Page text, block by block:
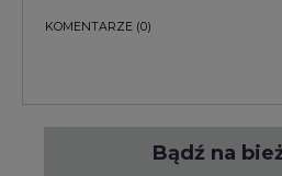
przez nas Państwa danych
informacje o